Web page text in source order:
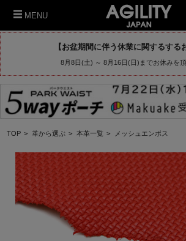
MENU
【お盆期間に伴う休業に関するする
8月8日(土) ～ 8月16日(日)までお休みを頂
TOP > 革から選ぶ > 本革一覧 > メッシュエンボス